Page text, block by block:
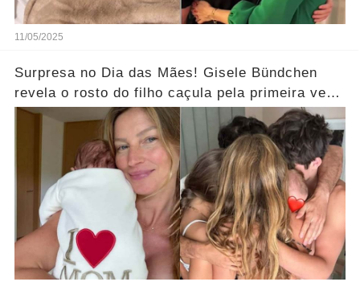
11/05/2025
Surpresa no Dia das Mães! Gisele Bündchen
revela o rosto do filho caçula pela primeira vez
e deixa seguidores curiosos... Ver Mais